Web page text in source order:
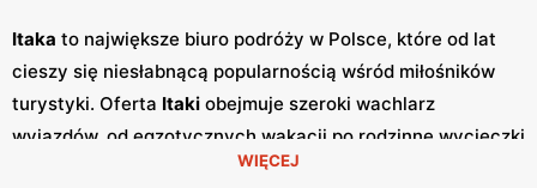
Itaka to największe biuro podróży w Polsce, które od lat
cieszy się niesłabnącą popularnością wśród miłośników
turystyki. Oferta Itaki obejmuje szeroki wachlarz
wyjazdów, od egzotycznych wakacji po rodzinne wycieczki
w Europie. Biuro podróży stawia na wysoką jakość usług
WIĘCEJ